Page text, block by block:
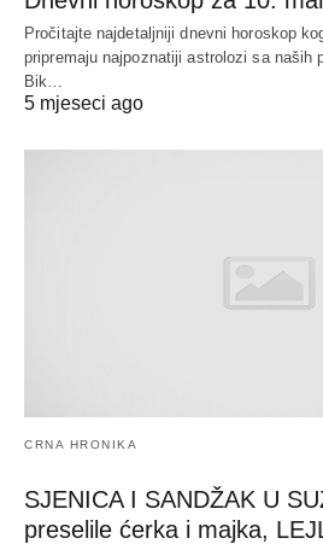
Pročitajte najdetaljniji dnevni horoskop
pripremaju najpoznatiji astrolozi sa naših
Bik…
5 mjeseci ago
CRNA HRONIKA
SJENICA I SANDŽAK U
preselile ćerka i majka,